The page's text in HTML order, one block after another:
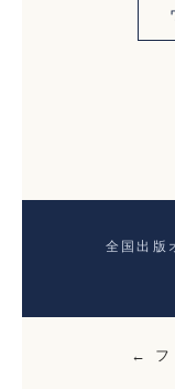
全国出
← フ